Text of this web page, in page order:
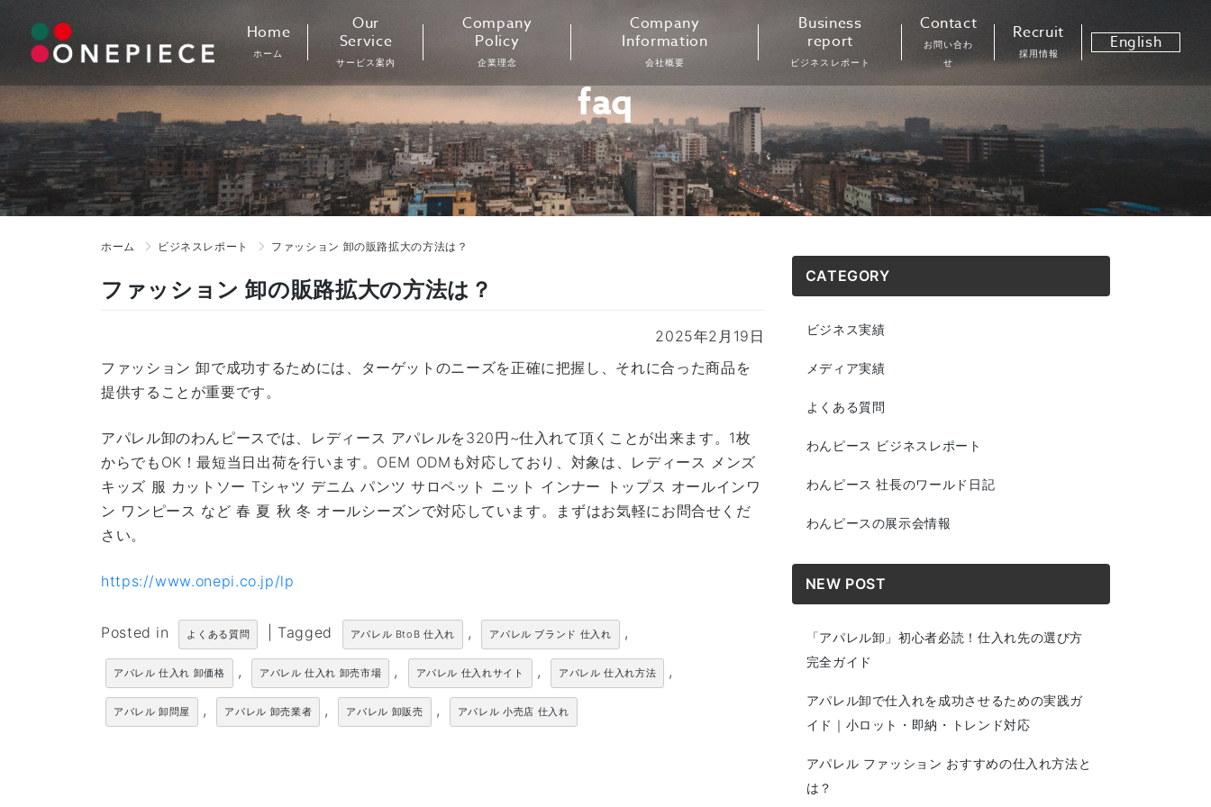
content
Home
ホーム
Our
Service
サービス案内
Company
Policy
企業理念
Company
Information
会社概要
Business
report
ビジネスレポート
Contact
お問い合わ
せ
Recruit
採用情報 English
faq
ホーム ビジネスレポート ファッション 卸の販路拡大の方法は？
ファッション 卸の販路拡大の方法は？
2025年2月19日
ファッション 卸で成功するためには、ターゲットのニーズを正確に把握し、それに合った商品を
提供することが重要です。
アパレル卸のわんピースでは、レディース アパレルを320円~仕入れて頂くことが出来ます。1枚
からでもOK！最短当日出荷を行います。OEM ODMも対応しており、対象は、レディース メンズ
キッズ 服 カットソー Tシャツ デニム パンツ サロペット ニット インナー トップス オールインワ
ン ワンピース など 春 夏 秋 冬 オールシーズンで対応しています。まずはお気軽にお問合せくだ
さい。
https://www.onepi.co.jp/lp
Posted in よくある質問 Tagged アパレル BtoB 仕入れ , アパレル ブランド 仕入れ ,
アパレル 仕入れ 卸価格 , アパレル 仕入れ 卸売市場 , アパレル 仕入れサイト , アパレル 仕入れ方法 ,
アパレル 卸問屋 , アパレル 卸売業者 , アパレル 卸販売 , アパレル 小売店 仕入れ
CATEGORY
ビジネス実績
メディア実績
よくある質問
わんピース ビジネスレポート
わんピース 社長のワールド日記
わんピースの展示会情報
NEW POST
「アパレル卸」初心者必読！仕入れ先の選び方
完全ガイド
アパレル卸で仕入れを成功させるための実践ガ
イド｜小ロット・即納・トレンド対応
アパレル ファッション おすすめの仕入れ方法と
は？